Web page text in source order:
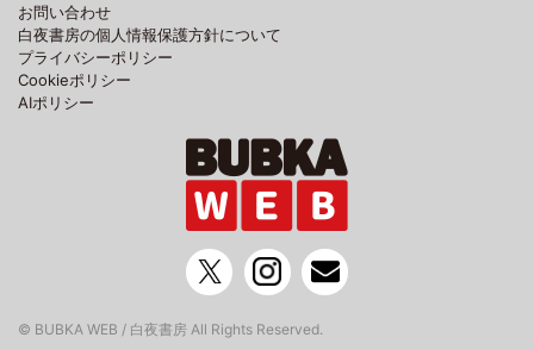
お問い合わせ
白夜書房の個人情報保護方針について
プライバシーポリシー
Cookieポリシー
AIポリシー
© BUBKA WEB / 白夜書房 All Rights Reserved.